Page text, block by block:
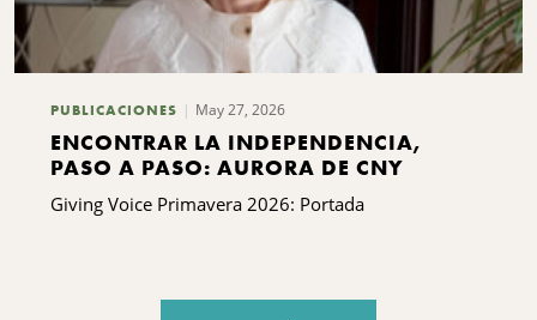
PUBLICACIONES May 27, 2026
ENCONTRAR LA INDEPENDENCIA,
PASO A PASO: AURORA DE CNY
Giving Voice Primavera 2026: Portada